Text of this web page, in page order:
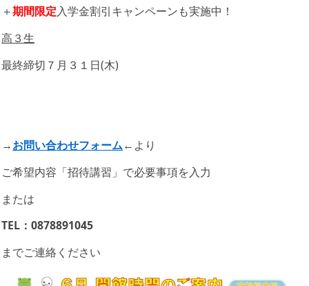
＋期間限定入学金割引キャンペーンも実施中！
高３生
最終締切７月３１日(木)
→お問い合わせフォーム←より
ご希望内容「招待講習」で必要事項を入力
または
TEL：0878891045
までご連絡ください